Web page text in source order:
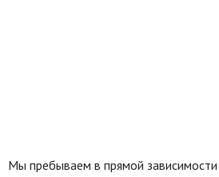
Мы пребываем в прямой